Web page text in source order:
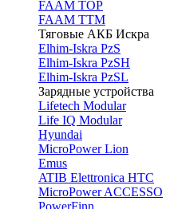
FAAM TOP
FAAM TTM
Тяговые АКБ Искра
Elhim-Iskra PzS
Elhim-Iskra PzSH
Elhim-Iskra PzSL
Зарядные устройства
Lifetech Modular
Life IQ Modular
Hyundai
MicroPower Lion
Emus
ATIB Elettronica HTC
MicroPower ACCESSO
PowerFinn